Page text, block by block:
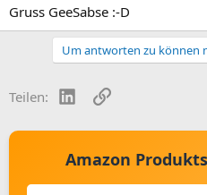
Gruss GeeSabse :-D
Um antworten zu können
Teilen: LinkedInLink
Amazon